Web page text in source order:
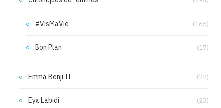
#VisMaVie (165)
Bon Plan (17)
Emma Benji II (22)
Eya Labidi (23)